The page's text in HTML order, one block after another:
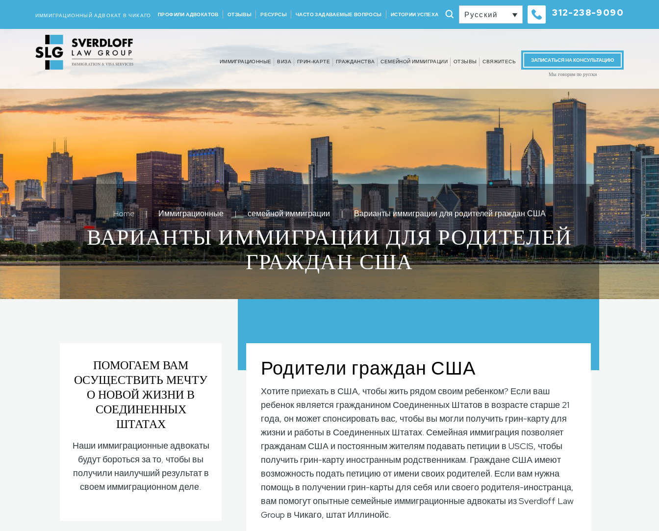
ИММИГРАЦИОННЫЙ АДВОКАТ В ЧИКАГО ПРОФИЛИ АДВОКАТОВ ОТЗЫВЫ РЕСУРСЫ ЧАСТО ЗАДАВАЕМЫЕ ВОПРОСЫ ИСТОРИИ УСПЕХА Русский 312-238-9090
ИММИГРАЦИОННЫЕ ВИЗА ГРИН-КАРТЕ ГРАЖДАНСТВА СЕМЕЙНОЙ ИММИГРАЦИИ ОТЗЫВЫ СВЯЖИТЕСЬ ЗАПИСАТЬСЯ НА КОНСУЛЬТАЦИЮ
Мы говорим по русски
Home | Иммиграционные | семейной иммиграции | Варианты иммиграции для родителей граждан США
ВАРИАНТЫ ИММИГРАЦИИ ДЛЯ РОДИТЕЛЕЙ
ГРАЖДАН США
Родители граждан США
Хотите приехать в США, чтобы жить рядом своим ребенком? Если ваш
ребенок является гражданином Соединенных Штатов в возрасте старше 21
года, он может спонсировать вас, чтобы вы могли получить грин-карту для
жизни и работы в Соединенных Штатах. Семейная иммиграция позволяет
гражданам США и постоянным жителям подавать петиции в USCIS, чтобы
получить грин-карту иностранным родственникам. Граждане США имеют
возможность подать петицию от имени своих родителей. Если вам нужна
помощь в получении грин-карты для себя или своего родителя-иностранца,
вам помогут опытные семейные иммиграционные адвокаты из Sverdloff Law
Group в Чикаго, штат Иллинойс.
ПОМОГАЕМ ВАМ
ОСУЩЕСТВИТЬ МЕЧТУ
О НОВОЙ ЖИЗНИ В
СОЕДИНЕННЫХ
ШТАТАХ
Наши иммиграционные адвокаты
будут бороться за то, чтобы вы
получили наилучший результат в
своем иммиграционном деле.